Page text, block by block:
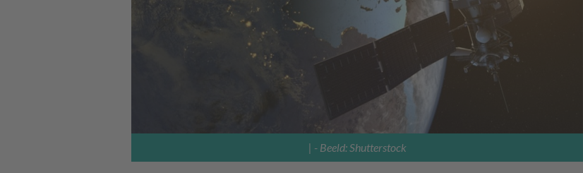
| - Beeld: Shutterstock